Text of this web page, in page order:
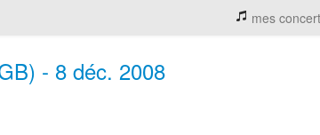
mes
- 8 déc. 2008